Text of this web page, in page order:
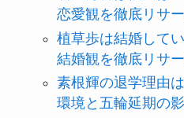
恋愛観を徹底リサー
植草歩は結婚して
結婚観を徹底リサー
素根輝の退学理由
環境と五輪延期の